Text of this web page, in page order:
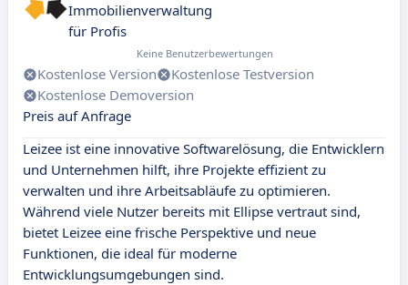
Immobilienverwaltung
für Profis
Keine Benutzerbewertungen
Kostenlose Version
Kostenlose Testversion
Kostenlose Demoversion
Preis auf Anfrage
Leizee ist eine innovative Softwarelösung, die Entwicklern
und Unternehmen hilft, ihre Projekte effizient zu
verwalten und ihre Arbeitsabläufe zu optimieren.
Während viele Nutzer bereits mit Ellipse vertraut sind,
bietet Leizee eine frische Perspektive und neue
Funktionen, die ideal für moderne
Entwicklungsumgebungen sind.